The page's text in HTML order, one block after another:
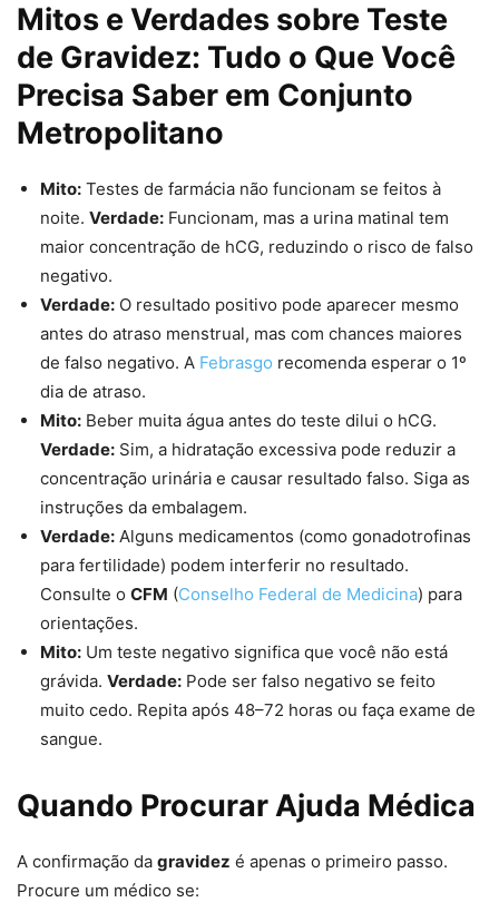
Mitos e Verdades sobre Teste
de Gravidez: Tudo o Que Você
Precisa Saber em Conjunto
Metropolitano
Mito: Testes de farmácia não funcionam se feitos à
noite. Verdade: Funcionam, mas a urina matinal tem
maior concentração de hCG, reduzindo o risco de falso
negativo.
Verdade: O resultado positivo pode aparecer mesmo
antes do atraso menstrual, mas com chances maiores
de falso negativo. A Febrasgo recomenda esperar o 1º
dia de atraso.
Mito: Beber muita água antes do teste dilui o hCG.
Verdade: Sim, a hidratação excessiva pode reduzir a
concentração urinária e causar resultado falso. Siga as
instruções da embalagem.
Verdade: Alguns medicamentos (como gonadotrofinas
para fertilidade) podem interferir no resultado.
Consulte o CFM (Conselho Federal de Medicina) para
orientações.
Mito: Um teste negativo significa que você não está
grávida. Verdade: Pode ser falso negativo se feito
muito cedo. Repita após 48–72 horas ou faça exame de
sangue.
Quando Procurar Ajuda Médica
A confirmação da gravidez é apenas o primeiro passo.
Procure um médico se: